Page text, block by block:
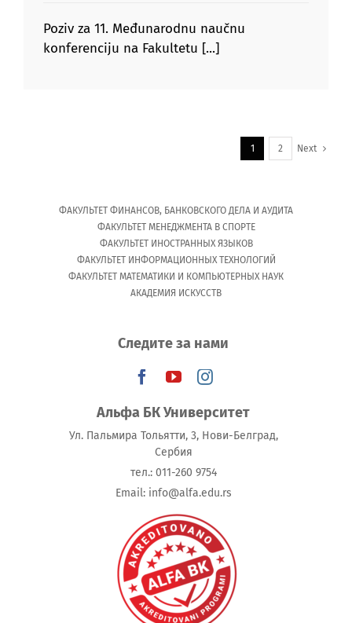
Poziv za 11. Međunarodnu naučnu
konferenciju na Fakultetu [...]
1 2 Next
ФАКУЛЬТЕТ ФИНАНСОВ, БАНКОВСКОГО ДЕЛА И АУДИТА
ФАКУЛЬТЕТ МЕНЕДЖМЕНТА В СПОРТЕ
ФАКУЛЬТЕТ ИНОСТРАННЫХ ЯЗЫКОВ
ФАКУЛЬТЕТ ИНФОРМАЦИОННЫХ ТЕХНОЛОГИЙ
ФАКУЛЬТЕТ МАТЕМАТИКИ И КОМПЬЮТЕРНЫХ НАУК
АКАДЕМИЯ ИСКУССТВ
Следите за нами
Альфа БК Университет
Ул. Пальмира Тольятти, 3, Нови-Белград,
Сербия
тeл.: 011-260 9754
Email: info@alfa.edu.rs